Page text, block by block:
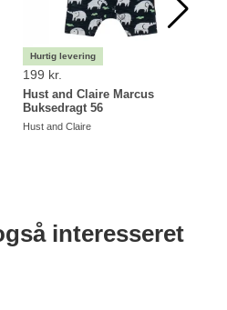
199 kr.
Hust and Claire Marcus
Buksedragt 56
Hust and Claire
interesseret